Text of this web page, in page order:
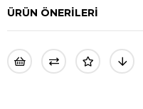
ÜRÜN ÖNERILERI